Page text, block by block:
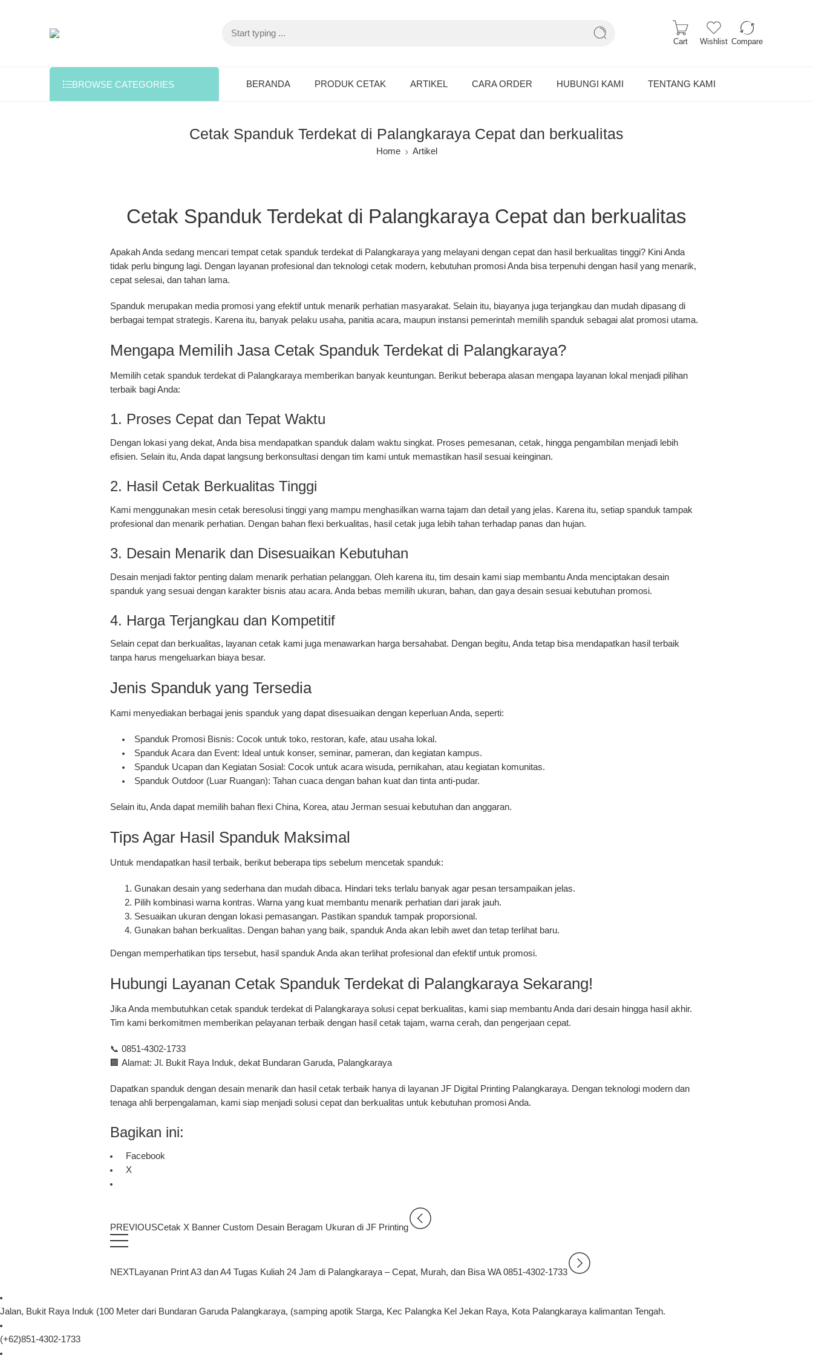
Cart Wishlist Compare
BROWSE CATEGORIES BERANDA PRODUK CETAK ARTIKEL CARA ORDER HUBUNGI KAMI TENTANG KAMI
Cetak Spanduk Terdekat di Palangkaraya Cepat dan berkualitas
Home Artikel
Cetak Spanduk Terdekat di Palangkaraya Cepat dan berkualitas
Apakah Anda sedang mencari tempat cetak spanduk terdekat di Palangkaraya yang melayani dengan cepat dan hasil berkualitas tinggi? Kini Anda
tidak perlu bingung lagi. Dengan layanan profesional dan teknologi cetak modern, kebutuhan promosi Anda bisa terpenuhi dengan hasil yang menarik,
cepat selesai, dan tahan lama.
Spanduk merupakan media promosi yang efektif untuk menarik perhatian masyarakat. Selain itu, biayanya juga terjangkau dan mudah dipasang di
berbagai tempat strategis. Karena itu, banyak pelaku usaha, panitia acara, maupun instansi pemerintah memilih spanduk sebagai alat promosi utama.
Mengapa Memilih Jasa Cetak Spanduk Terdekat di Palangkaraya?
Memilih cetak spanduk terdekat di Palangkaraya memberikan banyak keuntungan. Berikut beberapa alasan mengapa layanan lokal menjadi pilihan
terbaik bagi Anda:
1. Proses Cepat dan Tepat Waktu
Dengan lokasi yang dekat, Anda bisa mendapatkan spanduk dalam waktu singkat. Proses pemesanan, cetak, hingga pengambilan menjadi lebih
efisien. Selain itu, Anda dapat langsung berkonsultasi dengan tim kami untuk memastikan hasil sesuai keinginan.
2. Hasil Cetak Berkualitas Tinggi
Kami menggunakan mesin cetak beresolusi tinggi yang mampu menghasilkan warna tajam dan detail yang jelas. Karena itu, setiap spanduk tampak
profesional dan menarik perhatian. Dengan bahan flexi berkualitas, hasil cetak juga lebih tahan terhadap panas dan hujan.
3. Desain Menarik dan Disesuaikan Kebutuhan
Desain menjadi faktor penting dalam menarik perhatian pelanggan. Oleh karena itu, tim desain kami siap membantu Anda menciptakan desain
spanduk yang sesuai dengan karakter bisnis atau acara. Anda bebas memilih ukuran, bahan, dan gaya desain sesuai kebutuhan promosi.
4. Harga Terjangkau dan Kompetitif
Selain cepat dan berkualitas, layanan cetak kami juga menawarkan harga bersahabat. Dengan begitu, Anda tetap bisa mendapatkan hasil terbaik
tanpa harus mengeluarkan biaya besar.
Jenis Spanduk yang Tersedia
Kami menyediakan berbagai jenis spanduk yang dapat disesuaikan dengan keperluan Anda, seperti:
Spanduk Promosi Bisnis: Cocok untuk toko, restoran, kafe, atau usaha lokal.
Spanduk Acara dan Event: Ideal untuk konser, seminar, pameran, dan kegiatan kampus.
Spanduk Ucapan dan Kegiatan Sosial: Cocok untuk acara wisuda, pernikahan, atau kegiatan komunitas.
Spanduk Outdoor (Luar Ruangan): Tahan cuaca dengan bahan kuat dan tinta anti-pudar.
Selain itu, Anda dapat memilih bahan flexi China, Korea, atau Jerman sesuai kebutuhan dan anggaran.
Tips Agar Hasil Spanduk Maksimal
Untuk mendapatkan hasil terbaik, berikut beberapa tips sebelum mencetak spanduk:
Gunakan desain yang sederhana dan mudah dibaca. Hindari teks terlalu banyak agar pesan tersampaikan jelas.
Pilih kombinasi warna kontras. Warna yang kuat membantu menarik perhatian dari jarak jauh.
Sesuaikan ukuran dengan lokasi pemasangan. Pastikan spanduk tampak proporsional.
Gunakan bahan berkualitas. Dengan bahan yang baik, spanduk Anda akan lebih awet dan tetap terlihat baru.
Dengan memperhatikan tips tersebut, hasil spanduk Anda akan terlihat profesional dan efektif untuk promosi.
Hubungi Layanan Cetak Spanduk Terdekat di Palangkaraya Sekarang!
Jika Anda membutuhkan cetak spanduk terdekat di Palangkaraya solusi cepat berkualitas, kami siap membantu Anda dari desain hingga hasil akhir.
Tim kami berkomitmen memberikan pelayanan terbaik dengan hasil cetak tajam, warna cerah, dan pengerjaan cepat.
📞 0851-4302-1733
🏢 Alamat: Jl. Bukit Raya Induk, dekat Bundaran Garuda, Palangkaraya
Dapatkan spanduk dengan desain menarik dan hasil cetak terbaik hanya di layanan JF Digital Printing Palangkaraya. Dengan teknologi modern dan
tenaga ahli berpengalaman, kami siap menjadi solusi cepat dan berkualitas untuk kebutuhan promosi Anda.
Bagikan ini:
Facebook
X
PREVIOUSCetak X Banner Custom Desain Beragam Ukuran di JF Printing
NEXTLayanan Print A3 dan A4 Tugas Kuliah 24 Jam di Palangkaraya – Cepat, Murah, dan Bisa WA 0851-4302-1733
Jalan, Bukit Raya Induk (100 Meter dari Bundaran Garuda Palangkaraya, (samping apotik Starga, Kec Palangka Kel Jekan Raya, Kota Palangkaraya kalimantan Tengah.
(+62)851-4302-1733